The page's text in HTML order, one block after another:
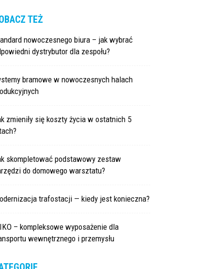
TEŻ
nowoczesnego biura – jak wybrać
dystrybutor dla zespołu?
bramowe w nowoczesnych halach
zmieniły się koszty życia w ostatnich 5
skompletować podstawowy zestaw
do domowego warsztatu?
trafostacji — kiedy jest konieczna?
– kompleksowe wyposażenie dla
wewnętrznego i przemysłu